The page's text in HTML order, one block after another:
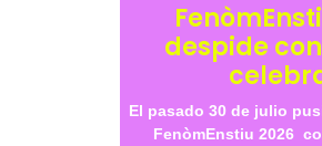
despide
El pasado 30 de julio
FenòmEnstiu 2026